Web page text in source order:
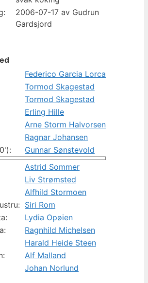
2006-07-17 av Gudrun
Gardsjord
Federico Garcia Lorca
Tormod Skagestad
Tormod Skagestad
Erling Hille
Arne Storm Halvorsen
Ragnar Johansen
Gunnar Sønstevold
Astrid Sommer
Liv Strømsted
Alfhild Stormoen
Siri Rom
Lydia Opøien
Ragnhild Michelsen
Harald Heide Steen
Alf Malland
Johan Norlund